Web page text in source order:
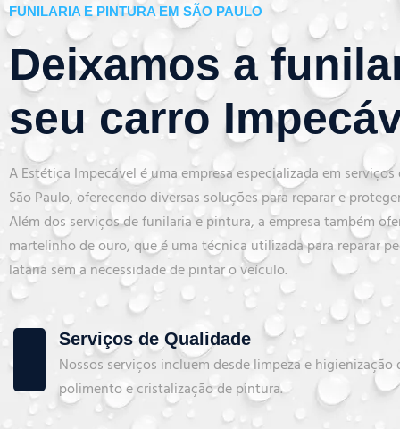
FUNILARIA E PINTURA EM SÃO PAULO
Deixamos a
seu carro
A Estética Impecável é uma empresa especializada em
São Paulo, oferecendo diversas soluções para reparar e
Além dos serviços de funilaria e pintura, a empresa também
martelinho de ouro, que é uma técnica utilizada para reparar
lataria sem a necessidade de pintar o veículo.
Serviços de Qualidade
Nossos serviços incluem desde limpeza e
polimento e cristalização de pintura.